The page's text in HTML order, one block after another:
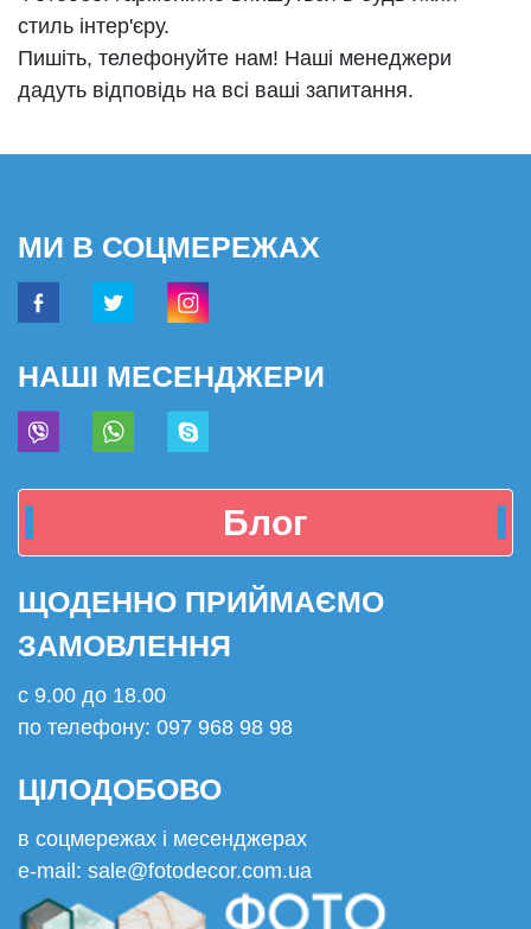
стиль інтер'єру.
Пишіть, телефонуйте нам! Наші менеджери
дадуть відповідь на всі ваші запитання.
МИ В СОЦМЕРЕЖАХ
НАШІ МЕСЕНДЖЕРИ
Блог
ЩОДЕННО ПРИЙМАЄМО
ЗАМОВЛЕННЯ
с 9.00 до 18.00
по телефону: 097 968 98 98
ЦІЛОДОБОВО
в соцмережах і месенджерах
e-mail: sale@fotodecor.com.ua